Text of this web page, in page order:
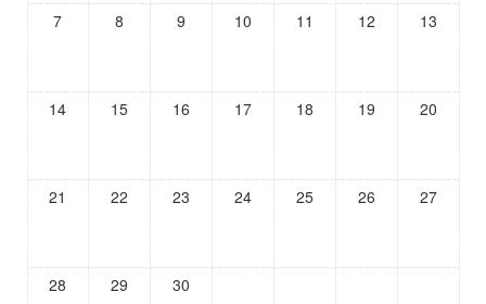
7 8 9 10 11 12 13
14 15 16 17 18 19 20
21 22 23 24 25 26 27
28 29 30